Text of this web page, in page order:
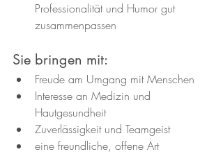
Professionalität und Humor gut
zusammenpassen
Sie bringen mit:
Freude am Umgang mit Menschen
Interesse an Medizin und
Hautgesundheit
Zuverlässigkeit und Teamgeist
eine freundliche, offene Art